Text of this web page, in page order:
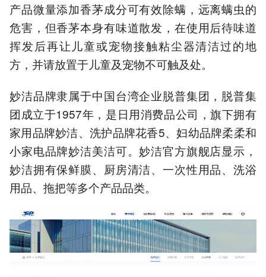
产品微量添加香茅成分可有效除螨，远离螨虫的
危害，但香茅本身有味道散发，在使用后待味道
挥发后再让儿童或宠物接触粘尘器清洁过的地
方，并请放置于儿童及宠物不可触及处。
妙洁品牌隶属于中国台湾企业脱普集团，脱普集
团成立于1957年，是日用消费品公司，旗下拥有
家用品牌妙洁、洗护品牌花香5、妇幼品牌柔柔和
小家电品牌妙洁美洁可。妙洁官方旗舰店显示，
妙洁拥有保鲜膜、厨房清洁、一次性用品、洗浴
用品、拖把等多个产品品类。